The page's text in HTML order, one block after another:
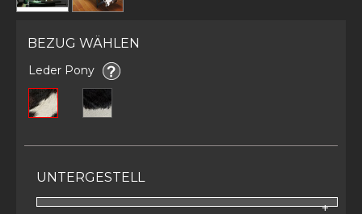
BEZUG WÄHLEN
Leder Pony
UNTERGESTELL